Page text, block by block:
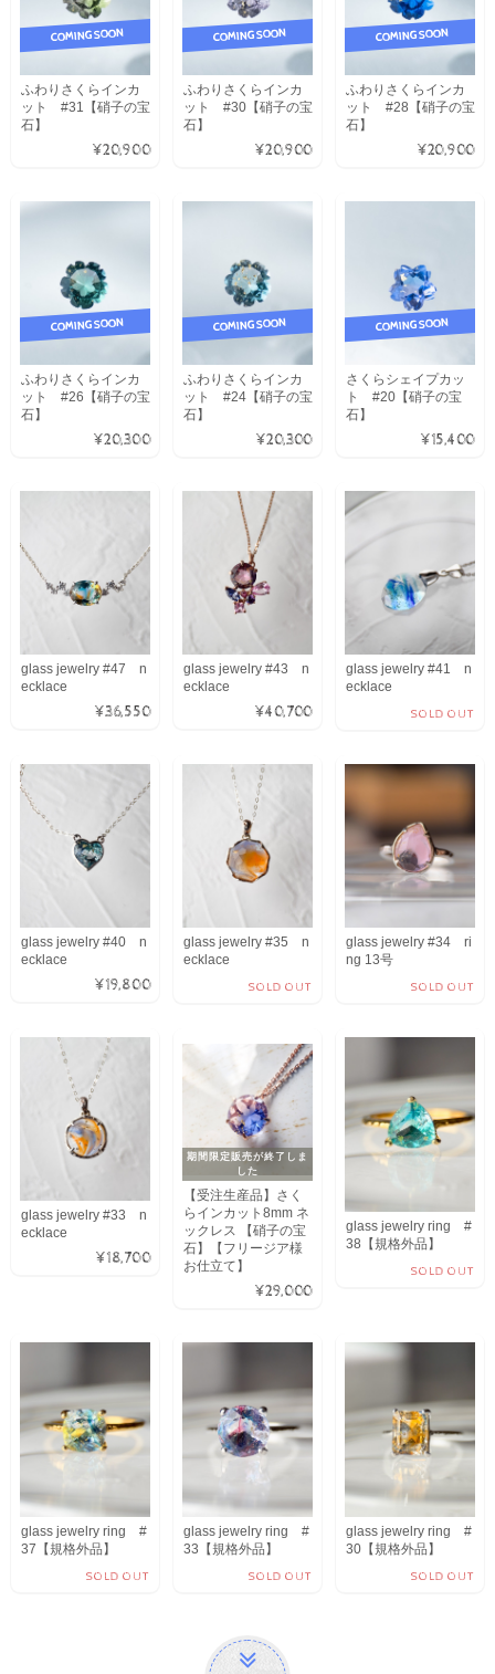
COMING SOON
ふわりさくらインカ
ット #31【硝子の宝
石】
¥20,900
COMING SOON
ふわりさくらインカ
ット #30【硝子の宝
石】
¥20,900
COMING SOON
ふわりさくらインカ
ット #28【硝子の宝
石】
¥20,900
COMING SOON
ふわりさくらインカ
ット #26【硝子の宝
石】
¥20,300
COMING SOON
ふわりさくらインカ
ット #24【硝子の宝
石】
¥20,300
COMING SOON
さくらシェイプカッ
ト #20【硝子の宝
石】
¥15,400
glass jewelry #47 n
ecklace
¥36,550
glass jewelry #43 n
ecklace
¥40,700
glass jewelry #41 n
ecklace
SOLD OUT
glass jewelry #40 n
ecklace
¥19,800
glass jewelry #35 n
ecklace
SOLD OUT
glass jewelry #34 ri
ng 13号
SOLD OUT
glass jewelry #33 n
ecklace
¥18,700
期間限定販売が終了しま
した
【受注生産品】さく
らインカット8mm ネ
ックレス 【硝子の宝
石】【フリージア様
お仕立て】
¥29,000
glass jewelry ring #
38【規格外品】
SOLD OUT
glass jewelry ring #
37【規格外品】
SOLD OUT
glass jewelry ring #
33【規格外品】
SOLD OUT
glass jewelry ring #
30【規格外品】
SOLD OUT